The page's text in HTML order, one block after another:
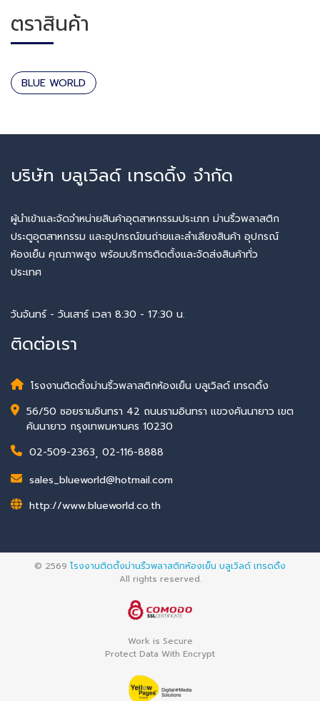
ตราสินค้า
BLUE WORLD
บริษัท บลูเวิลด์ เทรดดิ้ง จำกัด
ผู้นำเข้าและจัดจำหน่ายสินค้าอุตสาหกรรมประเภท ม่านริ้วพลาสติก
ประตูอุตสาหกรรม และอุปกรณ์ขนถ่ายและลำเลียงสินค้า อุปกรณ์
ห้องเย็น คุณภาพสูง พร้อมบริการติดตั้งและจัดส่งสินค้าทั่ว
ประเทศ
วันจันทร์ - วันเสาร์ เวลา 8:30 - 17:30 น.
ติดต่อเรา
โรงงานติดตั้งม่านริ้วพลาสติกห้องเย็น บลูเวิลด์ เทรดดิ้ง
56/50 ซอยรามอินทรา 42 ถนนรามอินทรา แขวงคันนายาว เขต
คันนายาว กรุงเทพมหานคร 10230
02-509-2363, 02-116-8888
sales_blueworld@hotmail.com
http://www.blueworld.co.th
© 2569 โรงงานติดตั้งม่านริ้วพลาสติกห้องเย็น บลูเวิลด์ เทรดดิ้ง
All rights reserved.
Work is Secure
Protect Data With Encrypt